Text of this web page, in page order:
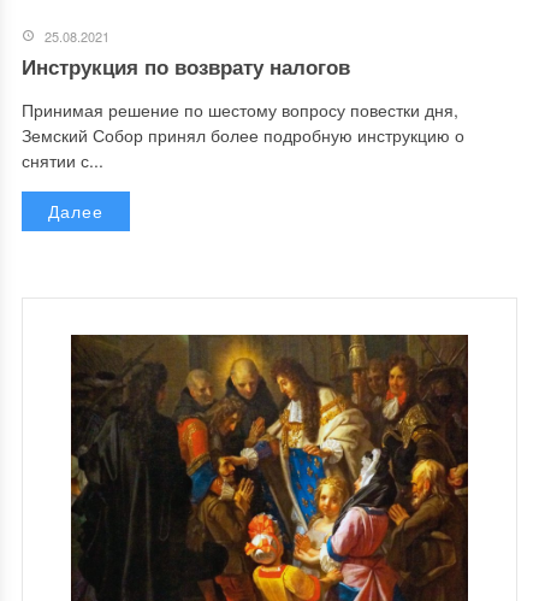
25.08.2021
Инструкция по возврату налогов
Принимая решение по шестому вопросу повестки дня,
Земский Собор принял более подробную инструкцию о
снятии с...
Далее